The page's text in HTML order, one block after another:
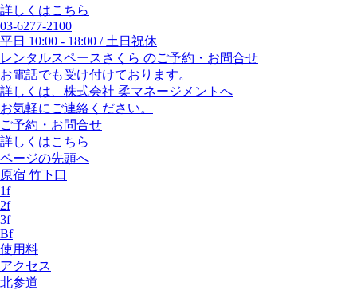
詳しくはこちら
03-6277-2100
平日 10:00 - 18:00 / 土日祝休
レンタルスペースさくら のご予約・お問合せ
お電話でも受け付けております。
詳しくは、株式会社 柔マネージメントへ
お気軽にご連絡ください。
ご予約・お問合せ
詳しくはこちら
ページの先頭へ
原宿 竹下口
1f
2f
3f
Bf
使用料
アクセス
北参道